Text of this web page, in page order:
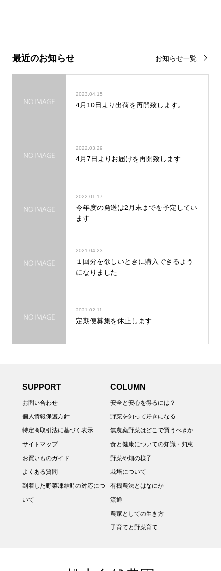
最近のお知らせ お知らせ一覧
2023.04.15
4月10日より出荷を再開致します。
2022.03.29
4月7日よりお届けを再開致します
2022.01.17
今年度の発送は2月末までを予定してい
ます
2021.04.23
１回分を欲しいときに購入できるよう
になりました
2021.02.11
定期便募集を休止します
SUPPORT
お問い合わせ
個人情報保護方針
特定商取引法に基づく表示
サイトマップ
お買いものガイド
よくある質問
到着した野菜凍結時の対応につ
いて
COLUMN
安全と安心を得るには？
野菜を知って好きになる
無農薬野菜はどこで買うべきか
食と健康についての知識・知恵
野菜や畑の様子
栽培について
有機農法とはなにか
流通
農家としての生き方
子育てと野菜育て